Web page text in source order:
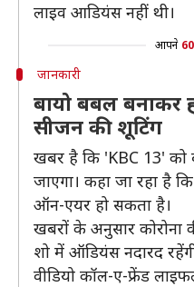
लाइव आडियंस नहीं थी।
आपने
जानकारी
बायो बबल बनाकर
सीजन की शूटिंग
खबर है कि 'KBC 13' को
जाएगा। कहा जा रहा है
ऑन-एयर हो सकता है।
खबरों के अनुसार कोरोना
शो में ऑडियंस नदारद
वीडियो कॉल-ए-फ्रेंड